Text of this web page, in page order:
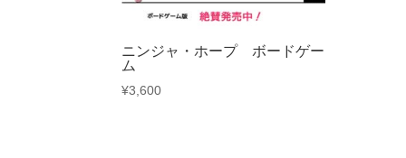
ニンジャ・ホープ ボードゲー
ム
¥3,600